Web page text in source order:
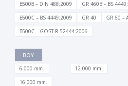
B500B – DIN 488:2009
GR 460B – BS
B500C – BS 4449:2009
GR 40 GR 60 –
B500C – GOST R 52444:2006
BOY
6.000 mm. 12.000 mm.
16.000 mm.